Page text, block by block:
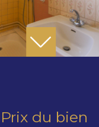
Prix du bien